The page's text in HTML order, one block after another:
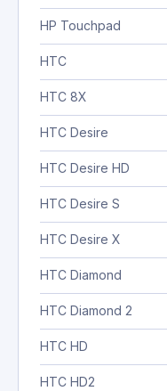
HP Touchpad
HTC
HTC 8X
HTC Desire
HTC Desire HD
HTC Desire S
HTC Desire X
HTC Diamond
HTC Diamond 2
HTC HD
HTC HD2